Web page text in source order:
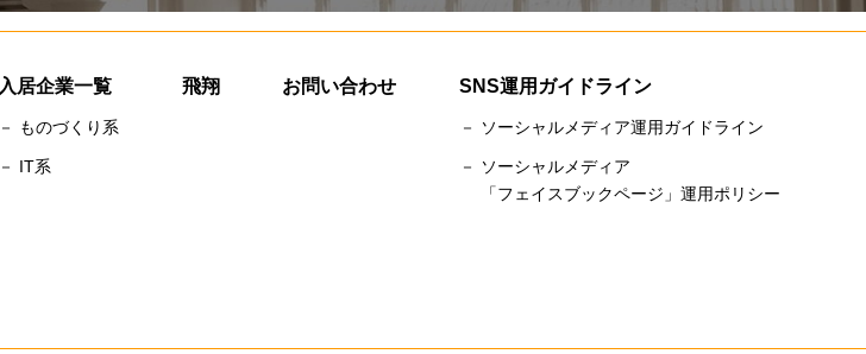
入居企業一覧
－ ものづくり系
－ IT系
飛翔 お問い合わせ SNS運用ガイドライン
－ ソーシャルメディア運用ガイドライン
－ ソーシャルメディア
「フェイスブックページ」運用ポリシー